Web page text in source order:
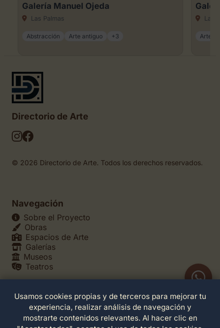
Galería Manuel Ojeda
Las Palmas
Abstracción Arte antiguo +3
Las
Arte
Directorio de Arte
© 2026 Directorio de Arte. Todos los derechos reservados.
Navegación
Sobre el Proyecto
Obras
Espacios de Arte
Galerías
Museos
Teatros
Legales
Política de Privacidad
Política de Cookies
Usamos cookies propias y de terceros para mejorar tu
experiencia, realizar análisis de navegación y
mostrarte contenidos relevantes. Al hacer clic en